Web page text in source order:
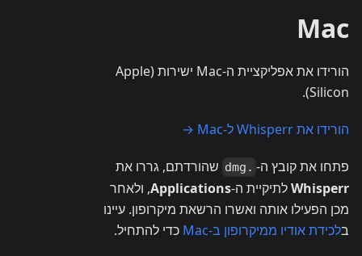
Mac
הורידו את אפליקציית ה-Mac ישירות (Apple
Silicon).
הורידו את Whisperr ל-Mac →
פתחו את קובץ ה- .dmg
שהורדתם, גררו את
Whisperrלתיקיית ה-Applications, ולאחר
מכן הפעילו אותה ואשרו הרשאת מיקרופון. עיינו
בלכידת אודיו ממיקרופון ב-Mac כדי להתחיל.